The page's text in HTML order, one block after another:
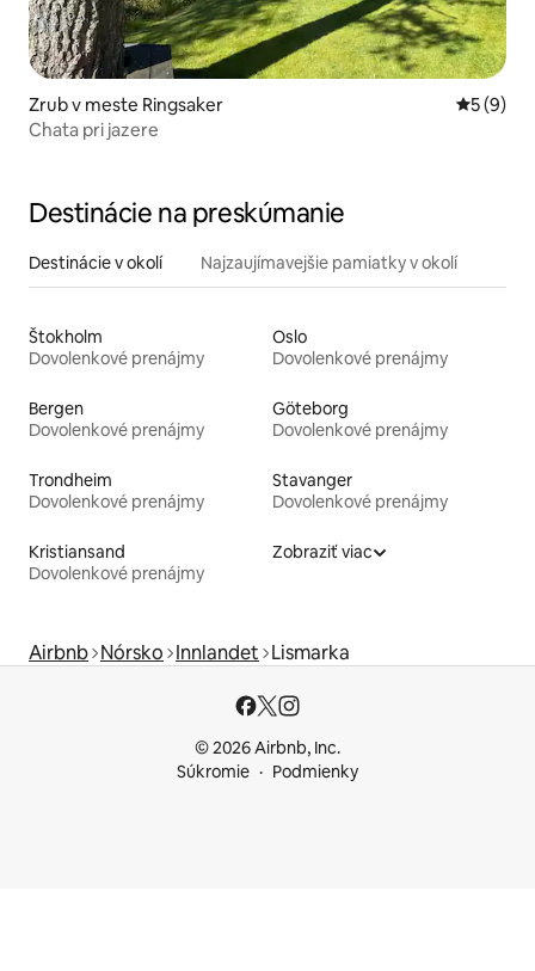
Zrub v meste Ringsaker
5 (9)
Chata pri jazere
Destinácie na preskúmanie
Destinácie v okolí Najzaujímavejšie pamiatky v okolí
Štokholm
Dovolenkové prenájmy
Oslo
Dovolenkové prenájmy
Bergen
Dovolenkové prenájmy
Göteborg
Dovolenkové prenájmy
Trondheim
Dovolenkové prenájmy
Stavanger
Dovolenkové prenájmy
Kristiansand
Dovolenkové prenájmy
Zobraziť viac
Airbnb Nórsko Innlandet Lismarka
© 2026 Airbnb, Inc.
Súkromie
Podmienky